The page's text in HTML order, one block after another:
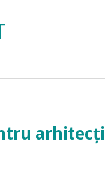
arhitecți